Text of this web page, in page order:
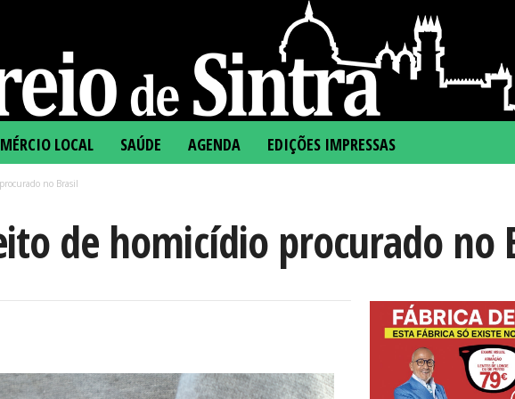
LOCAL SAÚDE AGENDA EDIÇÕES IMPRESSAS
no Brasil
de homicídio procurado no